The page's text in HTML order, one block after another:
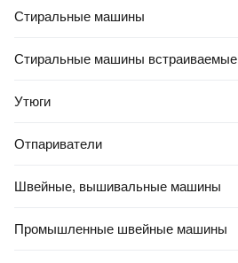
Стиральные машины
Стиральные машины встраиваемые
Утюги
Отпариватели
Швейные, вышивальные машины
Промышленные швейные машины